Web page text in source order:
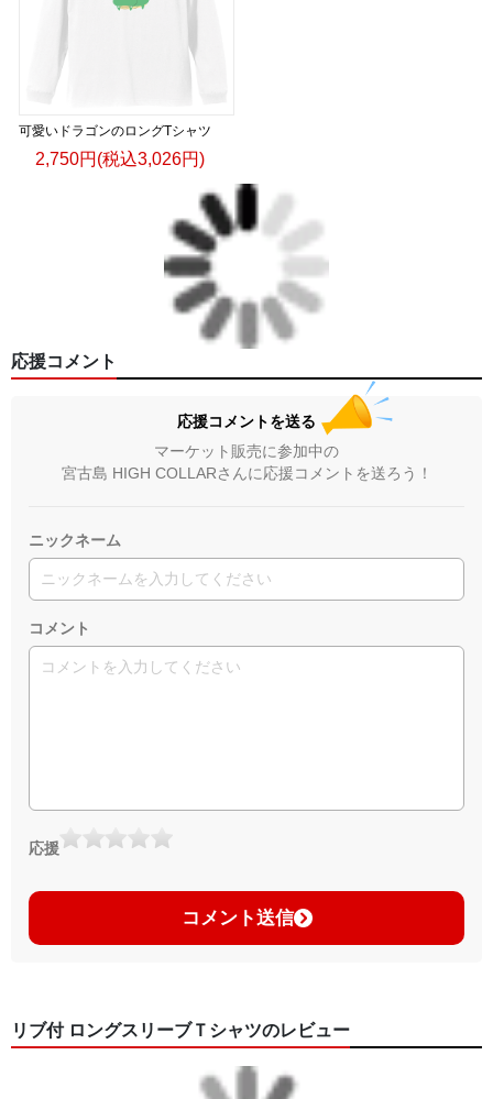
可愛いドラゴンのロングTシャツ
2,750円(税込3,026円)
応援コメント
応援コメントを送る
マーケット販売に参加中の
宮古島 HIGH COLLARさんに応援コメントを送ろう！
ニックネーム
コメント
応援
コメント送信
リブ付 ロングスリーブＴシャツのレビュー